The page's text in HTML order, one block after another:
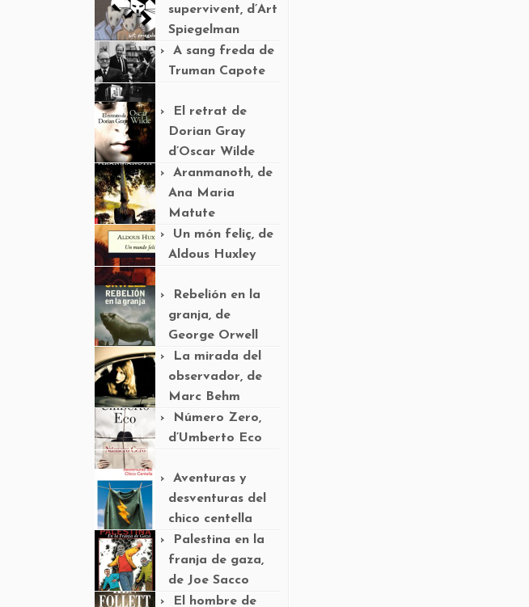
supervivent, d’Art
Spiegelman
A sang freda de
Truman Capote
El retrat de
Dorian Gray
d’Oscar Wilde
Aranmanoth, de
Ana Maria
Matute
Un món feliç, de
Aldous Huxley
Rebelión en la
granja, de
George Orwell
La mirada del
observador, de
Marc Behm
Número Zero,
d’Umberto Eco
Aventuras y
desventuras del
chico centella
Palestina en la
franja de gaza,
de Joe Sacco
El hombre de